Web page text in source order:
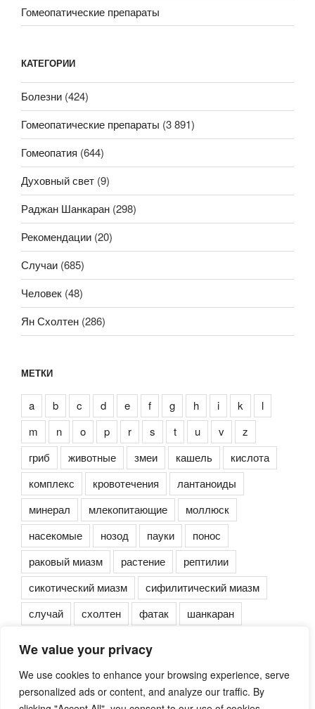
We value your privacy
We use cookies to enhance your browsing experience, serve
personalized ads or content, and analyze our traffic. By
Гомеопатические препараты
КАТЕГОРИИ
Болезни (424)
Гомеопатические препараты (3 891)
Гомеопатия (644)
Духовный свет (9)
Раджан Шанкаран (298)
Рекомендации (20)
Случаи (685)
Человек (48)
Ян Схолтен (286)
МЕТКИ
a b c d e f g h i k
l
m
n o p r s t u v
z
гриб
животные змеи кашель
кислота
комплекс
кровотечения
лантаноиды
минерал
млекопитающие
моллюск
насекомые
нозод пауки
понос
раковый миазм
растение
рептилии
сикотический миазм
сифилитический миазм
случай
схолтен фатак шанкаран